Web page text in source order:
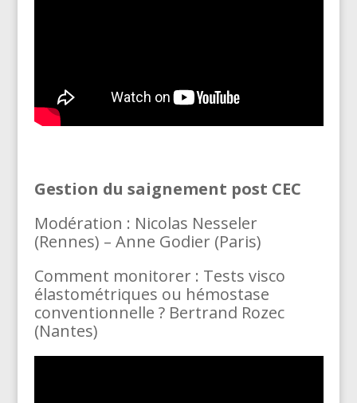
Gestion du saignement post CEC
Modération : Nicolas Nesseler
(Rennes) – Anne Godier (Paris)
Comment monitorer : Tests visco
élastométriques ou hémostase
conventionnelle ? Bertrand Rozec
(Nantes)